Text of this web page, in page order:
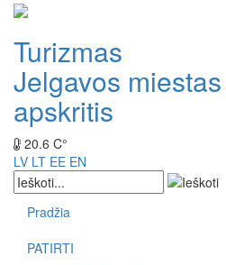
Turizmas
Jelgavos miestas
apskritis
20.6 C°
LV LT EE EN
Pradžia
PATIRTI